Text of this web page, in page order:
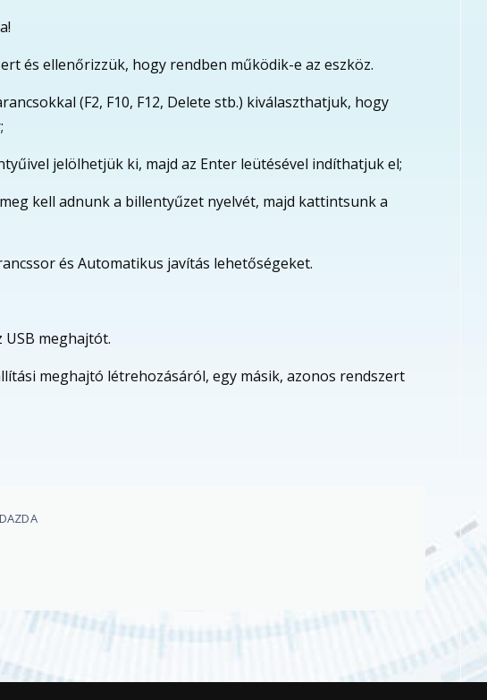
és ellenőrizzük, hogy rendben működik-e az eszköz.
(F2, F10, F12, Delete stb.) kiválaszthatjuk, hogy
jelölhetjük ki, majd az Enter leütésével indíthatjuk el;
kell adnunk a billentyűzet nyelvét, majd kattintsunk a
és Automatikus javítás lehetőségeket.
meghajtót.
meghajtó létrehozásáról, egy másik, azonos rendszert